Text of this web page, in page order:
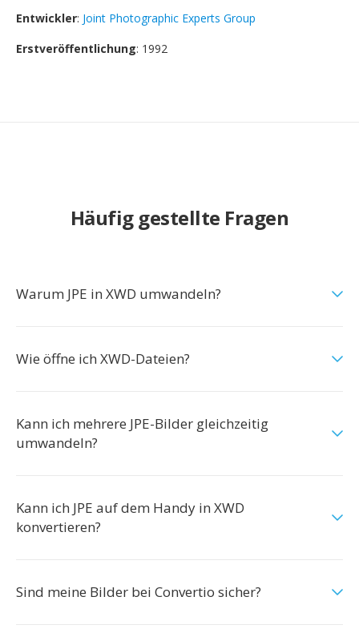
Entwickler: Joint Photographic Experts Group
Erstveröffentlichung: 1992
Häufig gestellte Fragen
Warum JPE in XWD umwandeln?
Wie öffne ich XWD-Dateien?
Kann ich mehrere JPE-Bilder gleichzeitig
umwandeln?
Kann ich JPE auf dem Handy in XWD
konvertieren?
Sind meine Bilder bei Convertio sicher?